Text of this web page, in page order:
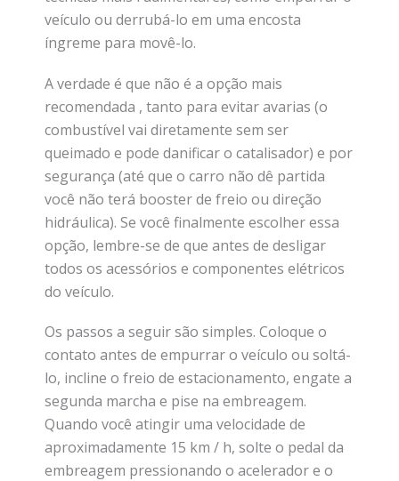
veículo ou derrubá-lo em uma encosta
íngreme para movê-lo.
A verdade é que não é a opção mais
recomendada , tanto para evitar avarias (o
combustível vai diretamente sem ser
queimado e pode danificar o catalisador) e por
segurança (até que o carro não dê partida
você não terá booster de freio ou direção
hidráulica). Se você finalmente escolher essa
opção, lembre-se de que antes de desligar
todos os acessórios e componentes elétricos
do veículo.
Os passos a seguir são simples. Coloque o
contato antes de empurrar o veículo ou soltá-
lo, incline o freio de estacionamento, engate a
segunda marcha e pise na embreagem.
Quando você atingir uma velocidade de
aproximadamente 15 km / h, solte o pedal da
embreagem pressionando o acelerador e o